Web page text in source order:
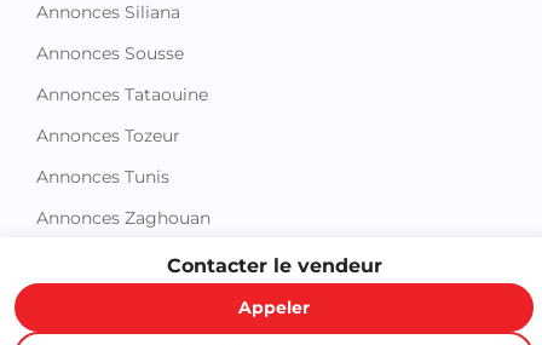
Contacter le vendeur
Appeler
Annonces Siliana
Annonces Sousse
Annonces Tataouine
Annonces Tozeur
Annonces Tunis
Annonces Zaghouan